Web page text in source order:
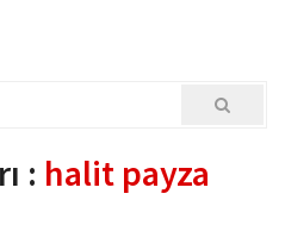
: halit payza